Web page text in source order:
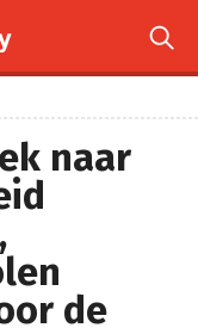

naar
de